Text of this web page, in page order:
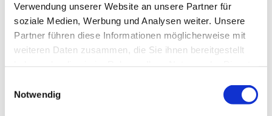
Verwendung unserer Website an unsere Partner für
soziale Medien, Werbung und Analysen weiter. Unsere
Partner führen diese Informationen möglicherweise mit
weiteren Daten zusammen, die Sie ihnen bereitgestellt
Notwendig